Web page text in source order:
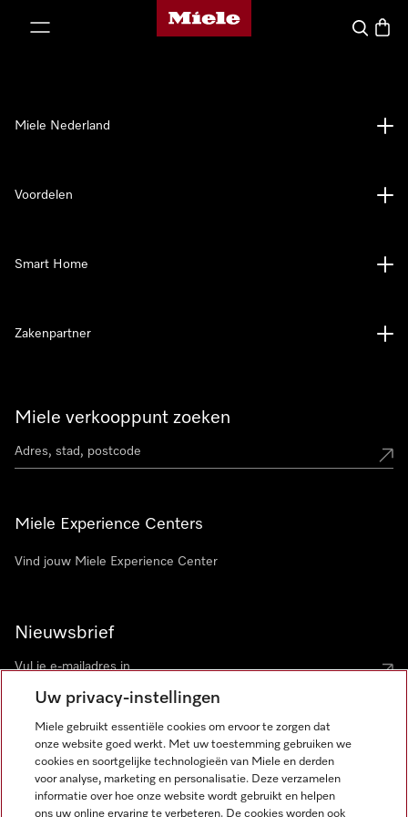
Homepage van Miele
Wat zoek
Miele verkooppunt zoeken
Miele Experience Centers
Vind jouw Miele Experience Center
Nieuwsbrief
Miele Nederland
Voordelen
Smart Home
Zakenpartner
Miele op Instagram
Miele op Facebook
Miele op Youtube
Uw privacy-instellingen
Miele gebruikt essentiële cookies om ervoor te zorgen dat
onze website goed werkt. Met uw toestemming gebruiken we
cookies en soortgelijke technologieën van Miele en derden
voor analyse, marketing en personalisatie. Deze verzamelen
informatie over hoe onze website wordt gebruikt en helpen
ons uw online ervaring te verbeteren. De cookies worden ook